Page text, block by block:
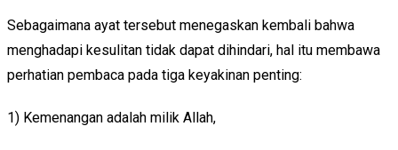
Sebagaimana ayat tersebut menegaskan kembali bahwa
menghadapi kesulitan tidak dapat dihindari, hal itu membawa
perhatian pembaca pada tiga keyakinan penting:
1) Kemenangan adalah milik Allah,